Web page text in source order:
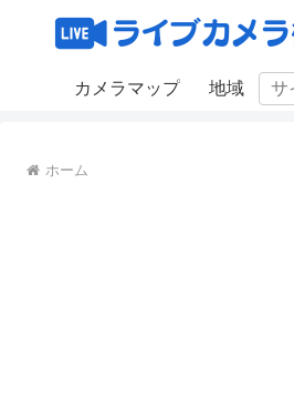
カメラマップ 地域
ホーム